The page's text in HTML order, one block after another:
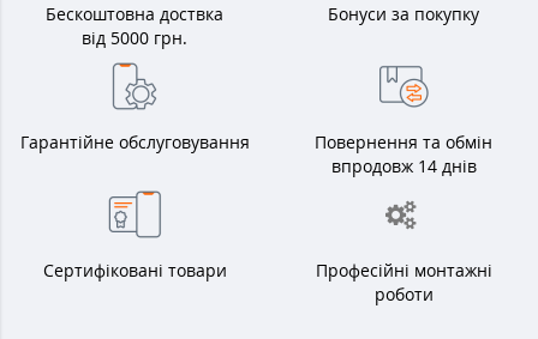
Бескоштовна доствка
від 5000 грн.
Бонуси за покупку
Гарантійне обслуговування
Повернення та обмін
впродовж 14 днів
Сертифіковані товари
Професійні монтажні
роботи